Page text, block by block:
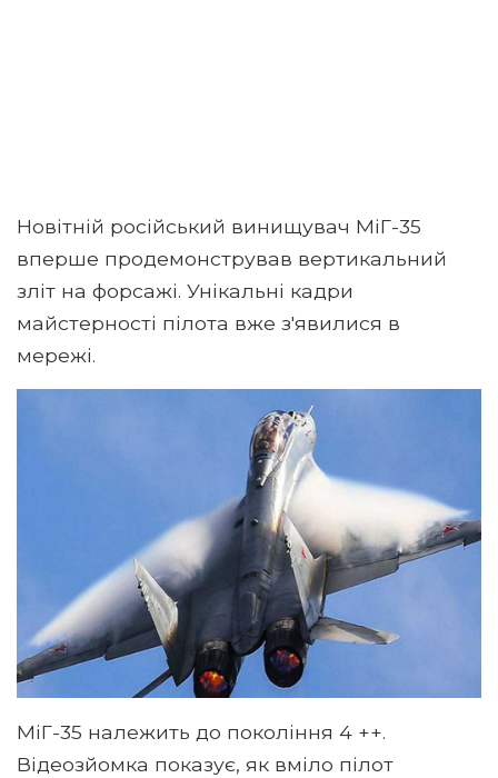
Новітній російський винищувач МіГ-35
вперше продемонстрував вертикальний
зліт на форсажі. Унікальні кадри
майстерності пілота вже з'явилися в
мережі.
МіГ-35 належить до покоління 4 ++.
Відеозйомка показує, як вміло пілот